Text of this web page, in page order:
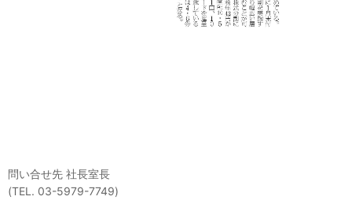
問い合せ先 社長室長
(TEL. 03-5979-7749)